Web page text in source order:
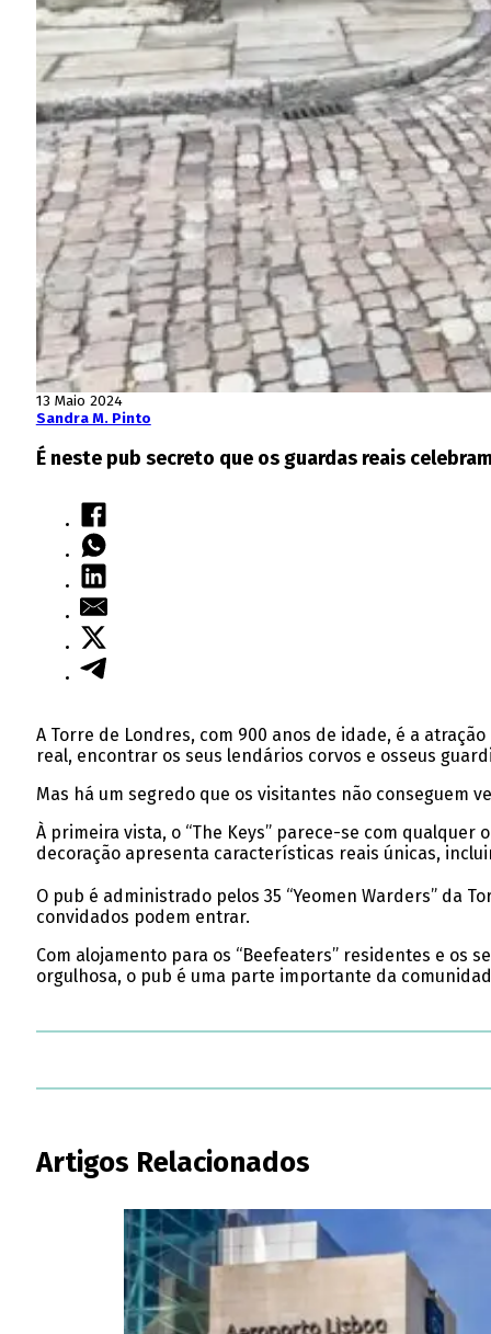
13 Maio 2024
Sandra M. Pinto
É neste pub secreto que os guardas reais
A Torre de Londres, com 900 anos de idade, é a
real, encontrar os seus lendários corvos e osseus
Mas há um segredo que os visitantes não conseguem
À primeira vista, o “The Keys” parece-se com
decoração apresenta características reais únicas,
O pub é administrado pelos 35 “Yeomen Warders” da
convidados podem entrar.
Com alojamento para os “Beefeaters” residentes e os
orgulhosa, o pub é uma parte importante da
Artigos Relacionados